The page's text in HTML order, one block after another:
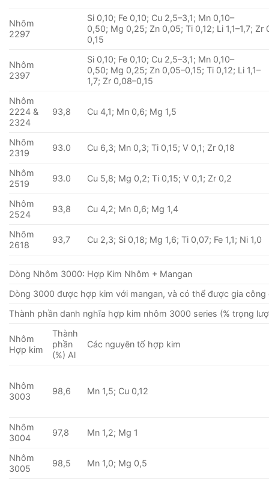
Nhôm
2297
Si 0,10; Fe 0,10; Cu 2,5–3,1; Mn 0,10–
0,50; Mg 0,25; Zn 0,05; Ti 0,12; Li 1,1–1,7; Zr
0,15
Nhôm
2397
Si 0,10; Fe 0,10; Cu 2,5–3,1; Mn 0,10–
0,50; Mg 0,25; Zn 0,05–0,15; Ti 0,12; Li 1,1–
1,7; Zr 0,08–0,15
Nhôm
2224 &
2324
93,8 Cu 4,1; Mn 0,6; Mg 1,5
Nhôm
2319
93.0 Cu 6,3; Mn 0,3; Ti 0,15; V 0,1; Zr 0,18
Nhôm
2519
93.0 Cu 5,8; Mg 0,2; Ti 0,15; V 0,1; Zr 0,2
Nhôm
2524
93,8 Cu 4,2; Mn 0,6; Mg 1,4
Nhôm
2618
93,7 Cu 2,3; Si 0,18; Mg 1,6; Ti 0,07; Fe 1,1; Ni 1,0
Dòng Nhôm 3000: Hợp Kim Nhôm + Mangan
Dòng 3000 được hợp kim với mangan, và có thể được gia công
Thành phần danh nghĩa hợp kim nhôm 3000 series (% trọng
Nhôm
Hợp kim
Thành
phần
(%) Al
Các nguyên tố hợp kim
Nhôm
3003
98,6 Mn 1,5; Cu 0,12
Nhôm
3004
97,8 Mn 1,2; Mg 1
Nhôm
3005
98,5 Mn 1,0; Mg 0,5